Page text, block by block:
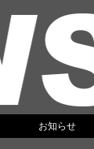
お知らせ